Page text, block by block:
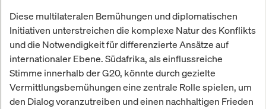
Diese multilateralen Bemühungen und diplomatischen
Initiativen unterstreichen die komplexe Natur des Konflikts
und die Notwendigkeit für differenzierte Ansätze auf
internationaler Ebene. Südafrika, als einflussreiche
Stimme innerhalb der G20, könnte durch gezielte
Vermittlungsbemühungen eine zentrale Rolle spielen, um
den Dialog voranzutreiben und einen nachhaltigen Frieden